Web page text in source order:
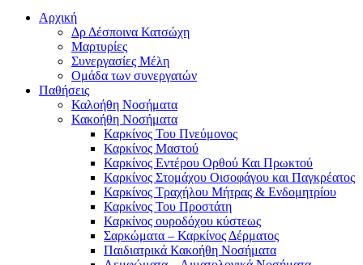
Αρχική
Δρ Δέσποινα Κατσώχη
Μαρτυρίες
Συνεργασίες Μέλη
Ομάδα των συνεργατών
Παθήσεις
Καλοήθη Νοσήματα
Κακοήθη Νοσήματα
Καρκίνος Του Πνεύμονος
Καρκίνος Μαστού
Καρκίνος Εντέρου Ορθού Και Πρωκτού
Καρκίνος Στομάχου Οισοφάγου και Παγκρέατος
Καρκίνος Τραχήλου Μήτρας & Ενδομητρίου
Καρκίνος Του Προστάτη
Καρκίνος ουροδόχου κύστεως
Σαρκώματα – Καρκίνος Δέρματος
Παιδιατρικά Κακοήθη Νοσήματα